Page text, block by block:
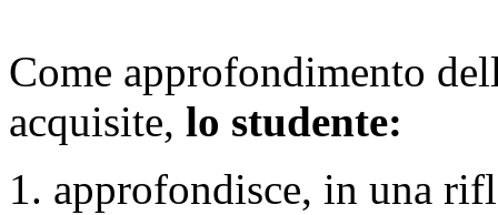
Come approfondimento
acquisite, lo studente:
approfondisce, in una